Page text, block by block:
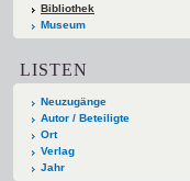
Bibliothek
Museum
LISTEN
Neuzugänge
Autor / Beteiligte
Ort
Verlag
Jahr